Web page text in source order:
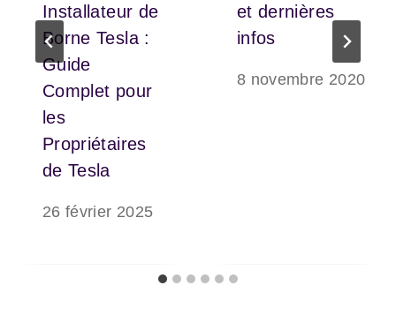
Installateur de
Borne Tesla :
Guide
Complet pour
les
Propriétaires
de Tesla
26 février 2025
et dernières
infos
8 novembre 2020